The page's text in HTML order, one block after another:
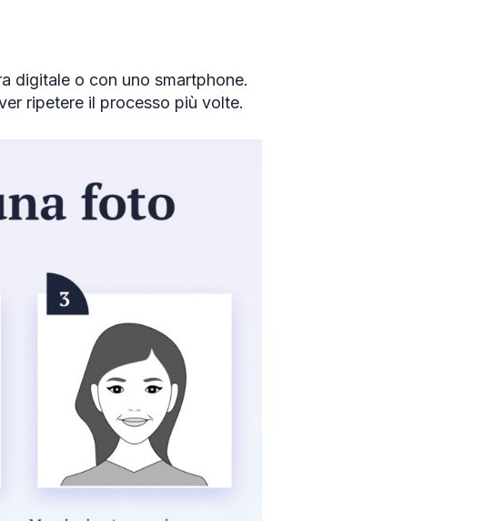
digitale o con uno smartphone.
ripetere il processo più volte.